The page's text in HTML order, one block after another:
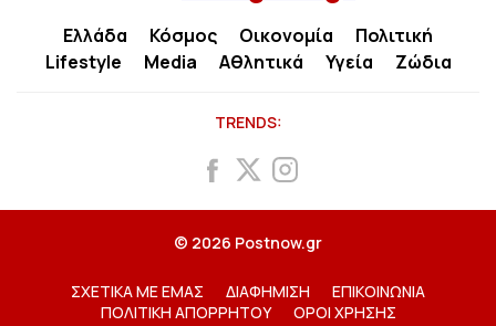
Ελλάδα Κόσμος Οικονομία
Πολιτική
Lifestyle
Media Αθλητικά Υγεία Ζώδια
TRENDS:
© 2026 Postnow.gr
ΣΧΕΤΙΚΑ ΜΕ ΕΜΑΣ ΔΙΑΦΗΜΙΣΗ
ΕΠΙΚΟΙΝΩΝΙΑ
ΠΟΛΙΤΙΚΗ ΑΠΟΡΡΗΤΟΥ
ΟΡΟΙ ΧΡΗΣΗΣ